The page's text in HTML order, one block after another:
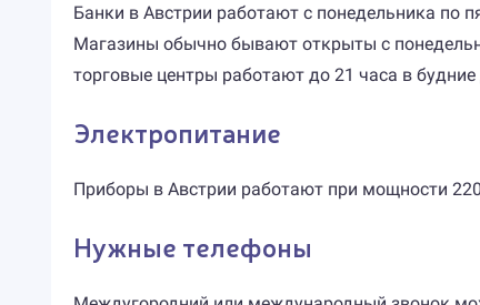
Банки в Австрии работают с понедельника по
Магазины обычно бывают открыты с
торговые центры работают до 21 часа в
Электропитание
Приборы в Австрии работают при мощности
Нужные телефоны